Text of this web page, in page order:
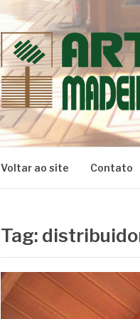
BLOG |
Dicas e Novidades sobre
Voltar ao site Contato
Tag: